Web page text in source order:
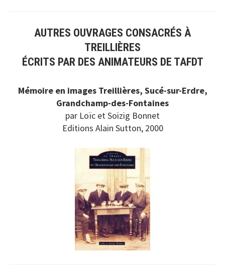
AUTRES OUVRAGES CONSACRÉS À
TREILLIÈRES
ÉCRITS PAR DES ANIMATEURS DE TAFDT
Mémoire en images Treillières, Sucé-sur-Erdre,
Grandchamp-des-Fontaines
par Loïc et Soizig Bonnet
Editions Alain Sutton, 2000